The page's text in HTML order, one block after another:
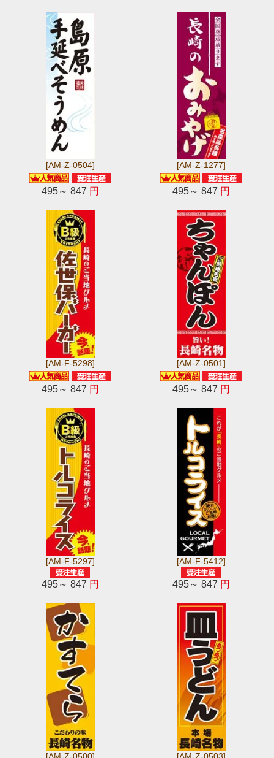
[AM-Z-0504]
495～ 847 円
[AM-Z-1277]
495～ 847 円
[AM-F-5298]
495～ 847 円
[AM-Z-0501]
495～ 847 円
[AM-F-5297]
495～ 847 円
[AM-F-5412]
495～ 847 円
[AM-Z-0500] [AM-Z-0503]